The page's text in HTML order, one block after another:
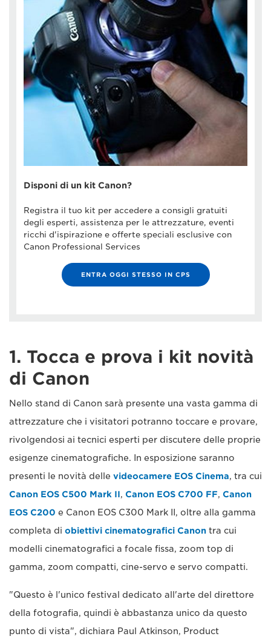
Disponi di un kit Canon?
Registra il tuo kit per accedere a consigli gratuiti
degli esperti, assistenza per le attrezzature, eventi
ricchi d'ispirazione e offerte speciali esclusive con
Canon Professional Services
ENTRA OGGI STESSO IN CPS
1. Tocca e prova i kit novità
di Canon
Nello stand di Canon sarà presente una vasta gamma di
attrezzature che i visitatori potranno toccare e provare,
rivolgendosi ai tecnici esperti per discutere delle proprie
esigenze cinematografiche. In esposizione saranno
presenti le novità delle videocamere EOS Cinema, tra cui
Canon EOS C500 Mark II, Canon EOS C700 FF, Canon
EOS C200 e Canon EOS C300 Mark II, oltre alla gamma
completa di obiettivi cinematografici Canon tra cui
modelli cinematografici a focale fissa, zoom top di
gamma, zoom compatti, cine-servo e servo compatti.
"Questo è l'unico festival dedicato all'arte del direttore
della fotografia, quindi è abbastanza unico da questo
punto di vista", dichiara Paul Atkinson, Product